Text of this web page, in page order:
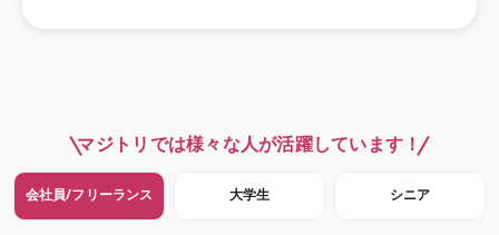
マジトリでは様々な人が活躍しています！
会社員/フリーランス 大学生 シニア